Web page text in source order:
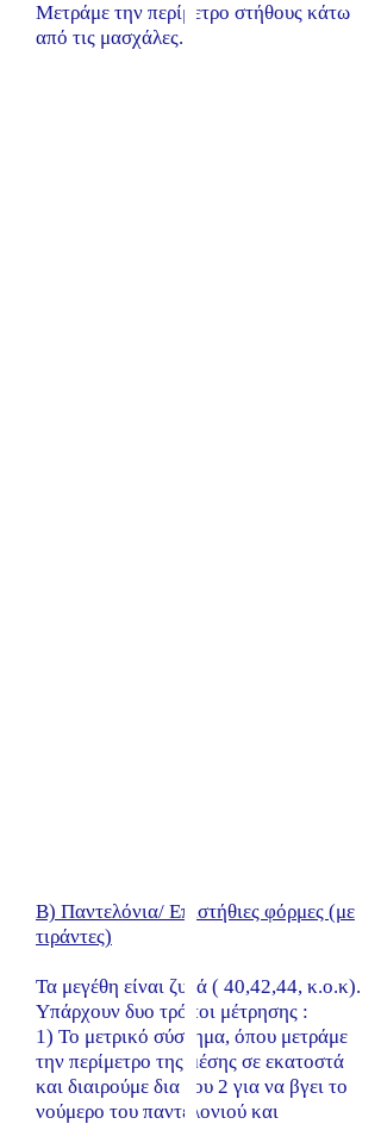
Μετράμε την περίμετρο στήθους κάτω
από τις μασχάλες.
B) Παντελόνια/ Επιστήθιες φόρμες (με
τιράντες)
Τα μεγέθη είναι ζυγά ( 40,42,44, κ.ο.κ).
Υπάρχουν δυο τρόποι μέτρησης :
1) Το μετρικό σύστημα, όπου μετράμε
την περίμετρο της μέσης σε εκατοστά
και διαιρούμε δια του 2 για να βγει το
νούμερο του παντελονιού και